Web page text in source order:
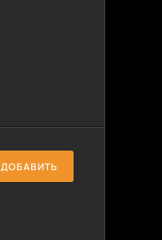
ДОБАВИТЬ